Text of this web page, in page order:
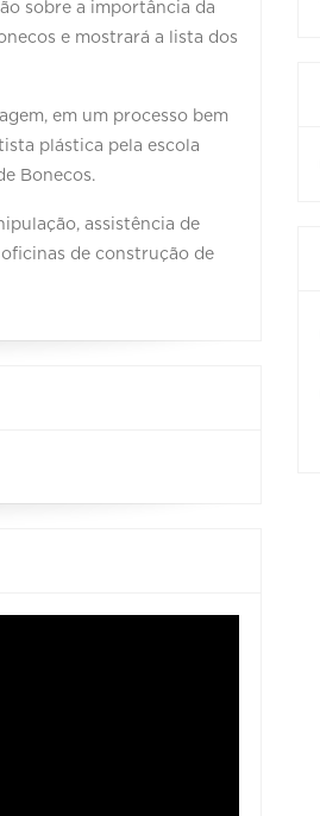
sobre a importância da
e mostrará a lista dos
em um processo bem
plástica pela escola
Bonecos.
assistência de
de construção de